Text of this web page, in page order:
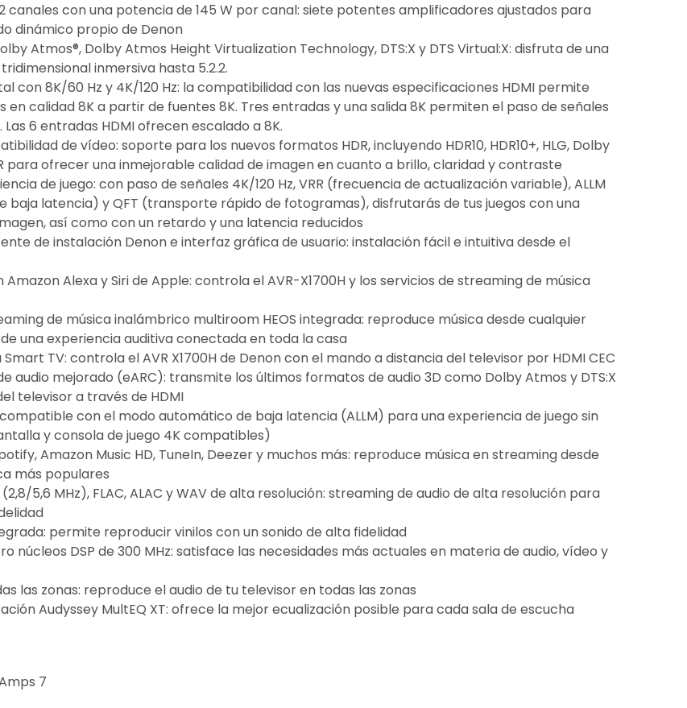
canales con una potencia de 145 W por canal: siete potentes amplificadores ajustados para
dinámico propio de Denon
Atmos®, Dolby Atmos Height Virtualization Technology, DTS:X y DTS Virtual:X: disfruta de una
inmersiva hasta 5.2.2.
con 8K/60 Hz y 4K/120 Hz: la compatibilidad con las nuevas especificaciones HDMI permite
en calidad 8K a partir de fuentes 8K. Tres entradas y una salida 8K permiten el paso de señales
Las 6 entradas HDMI ofrecen escalado a 8K.
de vídeo: soporte para los nuevos formatos HDR, incluyendo HDR10, HDR10+, HLG, Dolby
para ofrecer una inmejorable calidad de imagen en cuanto a brillo, claridad y contraste
de juego: con paso de señales 4K/120 Hz, VRR (frecuencia de actualización variable), ALLM
baja latencia) y QFT (transporte rápido de fotogramas), disfrutarás de tus juegos con una
así como con un retardo y una latencia reducidos
de instalación Denon e interfaz gráfica de usuario: instalación fácil e intuitiva desde el
Alexa y Siri de Apple: controla el AVR-X1700H y los servicios de streaming de música
de música inalámbrico multiroom HEOS integrada: reproduce música desde cualquier
una experiencia auditiva conectada en toda la casa
TV: controla el AVR X1700H de Denon con el mando a distancia del televisor por HDMI CEC
audio mejorado (eARC): transmite los últimos formatos de audio 3D como Dolby Atmos y DTS:X
televisor a través de HDMI
con el modo automático de baja latencia (ALLM) para una experiencia de juego sin
y consola de juego 4K compatibles)
Amazon Music HD, TuneIn, Deezer y muchos más: reproduce música en streaming desde
más populares
5,6 MHz), FLAC, ALAC y WAV de alta resolución: streaming de audio de alta resolución para
permite reproducir vinilos con un sonido de alta fidelidad
núcleos DSP de 300 MHz: satisface las necesidades más actuales en materia de audio, vídeo y
las zonas: reproduce el audio de tu televisor en todas las zonas
Audyssey MultEQ XT: ofrece la mejor ecualización posible para cada sala de escucha
7